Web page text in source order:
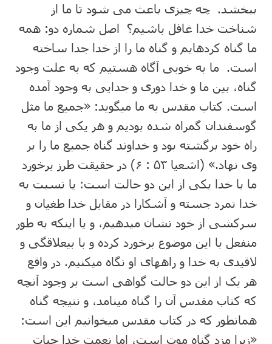
ببخشد. چه چیزی باعث می شود تا ما از
شناخت خدا غافل باشیم؟ اصل شماره دو: همه
ما گناه کردهایم و گناه ما را از خدا جدا ساخته
است. ما به خوبی آگاه هستیم که به علت وجود
گناه، بین ما و خدا دوری و جدایی به وجود آمده
است. کتاب مقدس به ما میگوید: «جمیع ما مثل
گوسفندان گمراه شده بودیم و هر یکی از ما به
راه خود برگشته بود و خداوند گناه جمیع ما را بر
وی نهاد.» (اشعیا ۵۳ : ۶) در حقیقت طرز برخورد
ما با خدا یکی از این دو حالت است: یا نسبت به
خدا تمرد جسته و آشکارا در مقابل خدا طغیان و
سرکشی از خود نشان میدهیم، و یا اینکه به طور
منفعل با این موضوع برخورد کرده و با بیعلاقگی و
لاقیدی به خدا و راههای او نگاه میکنیم. در واقع
هر یک از این دو حالت گواهی است بر وجود آنچه
که کتاب مقدس آن را گناه مینامد، و نتیجه گناه
همانطور که در کتاب مقدس میخوانیم این است:
«زیرا مزد گناه موت است، اما نعمت خدا حیات